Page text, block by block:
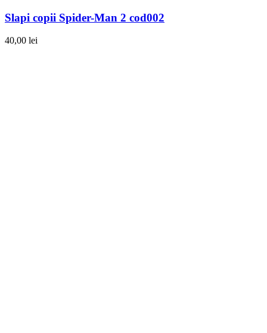
Slapi copii Spider-Man 2 cod002
40,00 lei